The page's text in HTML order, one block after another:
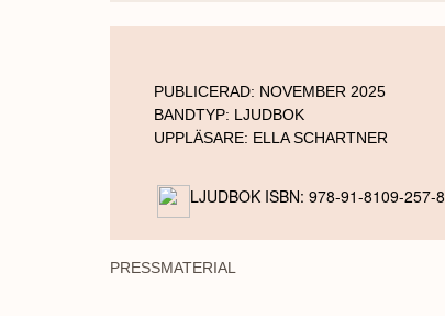
PUBLICERAD: NOVEMBER 2025
BANDTYP: LJUDBOK
UPPLÄSARE: ELLA SCHARTNER
LJUDBOK ISBN: 978-91-8109-257-8
PRESSMATERIAL